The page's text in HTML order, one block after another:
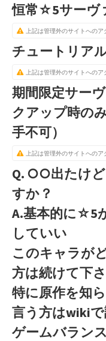
恒常☆5サーヴ
上記は管理外のサイトへのア
チュートリア
上記は管理外のサイトへのア
期間限定サー
クアップ時の
手不可）
上記は管理外のサイトへのア
Q. ○○出たけ
すか？
A.基本的に☆5
していい
このキャラが
方は続けて下
特に原作を知
言う方はwiki
ゲームバラン